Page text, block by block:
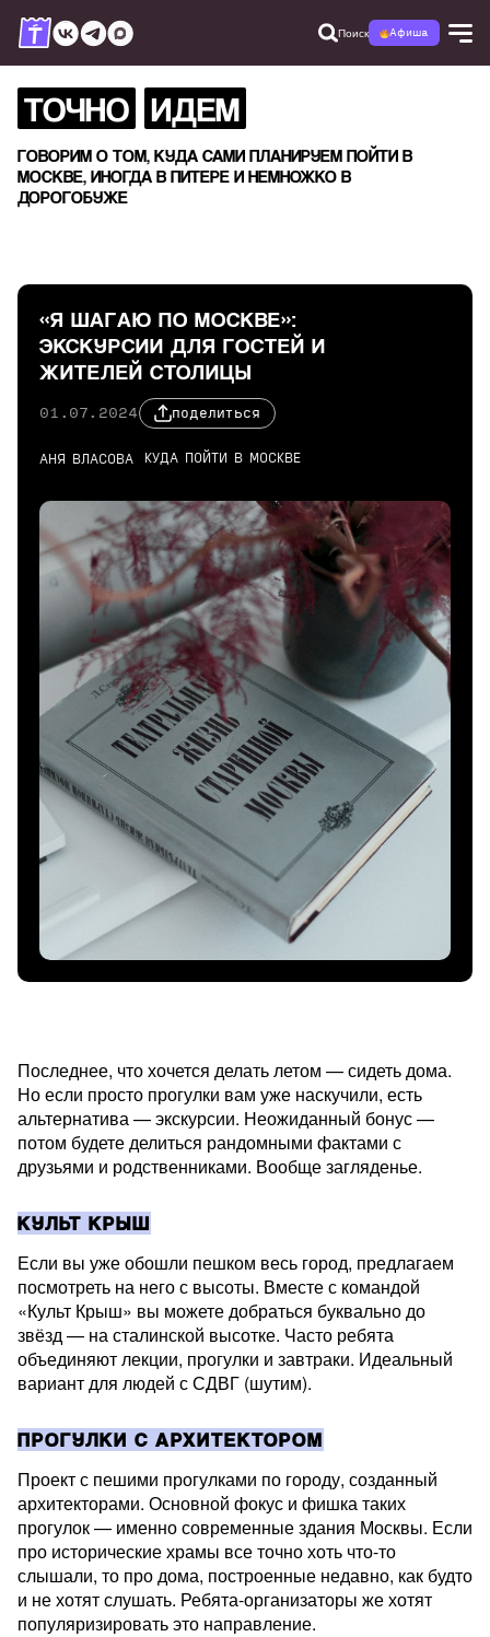
Поиск Афиша
ТОЧНО ИДЕМ
ГОВОРИМ О ТОМ, КУДА САМИ ПЛАНИРУЕМ ПОЙТИ В
МОСКВЕ, ИНОГДА В ПИТЕРЕ И НЕМНОЖКО В
ДОРОГОБУЖЕ
«Я ШАГАЮ ПО МОСКВЕ»:
ЭКСКУРСИИ ДЛЯ ГОСТЕЙ И
ЖИТЕЛЕЙ СТОЛИЦЫ
01.07.2024 поделиться
АНЯ ВЛАСОВА КУДА ПОЙТИ В МОСКВЕ
Последнее, что хочется делать летом — сидеть дома.
Но если просто прогулки вам уже наскучили, есть
альтернатива — экскурсии. Неожиданный бонус —
потом будете делиться рандомными фактами с
друзьями и родственниками. Вообще загляденье.
КУЛЬТ КРЫШ
Если вы уже обошли пешком весь город, предлагаем
посмотреть на него с высоты. Вместе с командой
«Культ Крыш» вы можете добраться буквально до
звёзд — на сталинской высотке. Часто ребята
объединяют лекции, прогулки и завтраки. Идеальный
вариант для людей с СДВГ (шутим).
ПРОГУЛКИ С АРХИТЕКТОРОМ
Проект с пешими прогулками по городу, созданный
архитекторами. Основной фокус и фишка таких
прогулок — именно современные здания Москвы. Если
про исторические храмы все точно хоть что-то
слышали, то про дома, построенные недавно, как будто
и не хотят слушать. Ребята-организаторы же хотят
популяризировать это направление.